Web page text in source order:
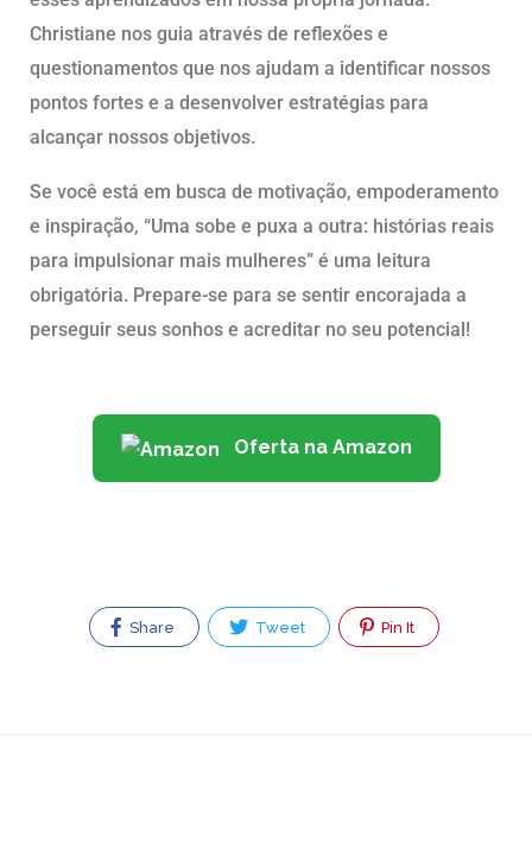
Christiane nos guia através de reflexões e
questionamentos que nos ajudam a identificar nossos
pontos fortes e a desenvolver estratégias para
alcançar nossos objetivos.
Se você está em busca de motivação, empoderamento
e inspiração, “Uma sobe e puxa a outra: histórias reais
para impulsionar mais mulheres” é uma leitura
obrigatória. Prepare-se para se sentir encorajada a
perseguir seus sonhos e acreditar no seu potencial!
Oferta na Amazon
Share Tweet Pin It